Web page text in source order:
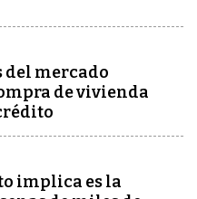
del mercado
de vivienda
implica es la